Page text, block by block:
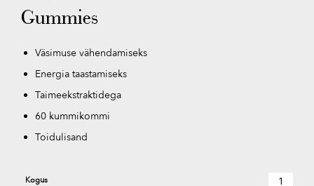
images
gallery
Gummies
Väsimuse vähendamiseks
Energia taastamiseks
Taimeekstraktidega
60 kummikommi
Toidulisand
Kogus